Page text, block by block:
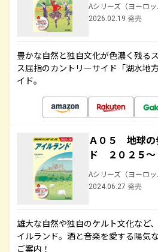
Aシリーズ（ヨーロ
2026.02.19 発売
豊かな自然と独自文化が色濃く残る
ス屈指のカントリーサイド「湖水地
イド。
Ａ０５ 地球
ド ２０２５～
Aシリーズ（ヨーロ
2024.06.27 発売
雄大な自然や独自のケルト文化など
イルランド。酒と音楽を愛する陽気
ご案内！